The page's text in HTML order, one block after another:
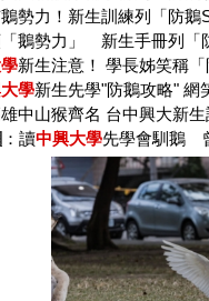
鵝勢力！新生訓練列「防鵝
「鵝勢力」 新生手冊列
新生注意！ 學長姊笑稱「
學新生先學"防鵝攻略" 網
雄中山猴齊名 台中興大新
：讀中興大學先學會馴鵝